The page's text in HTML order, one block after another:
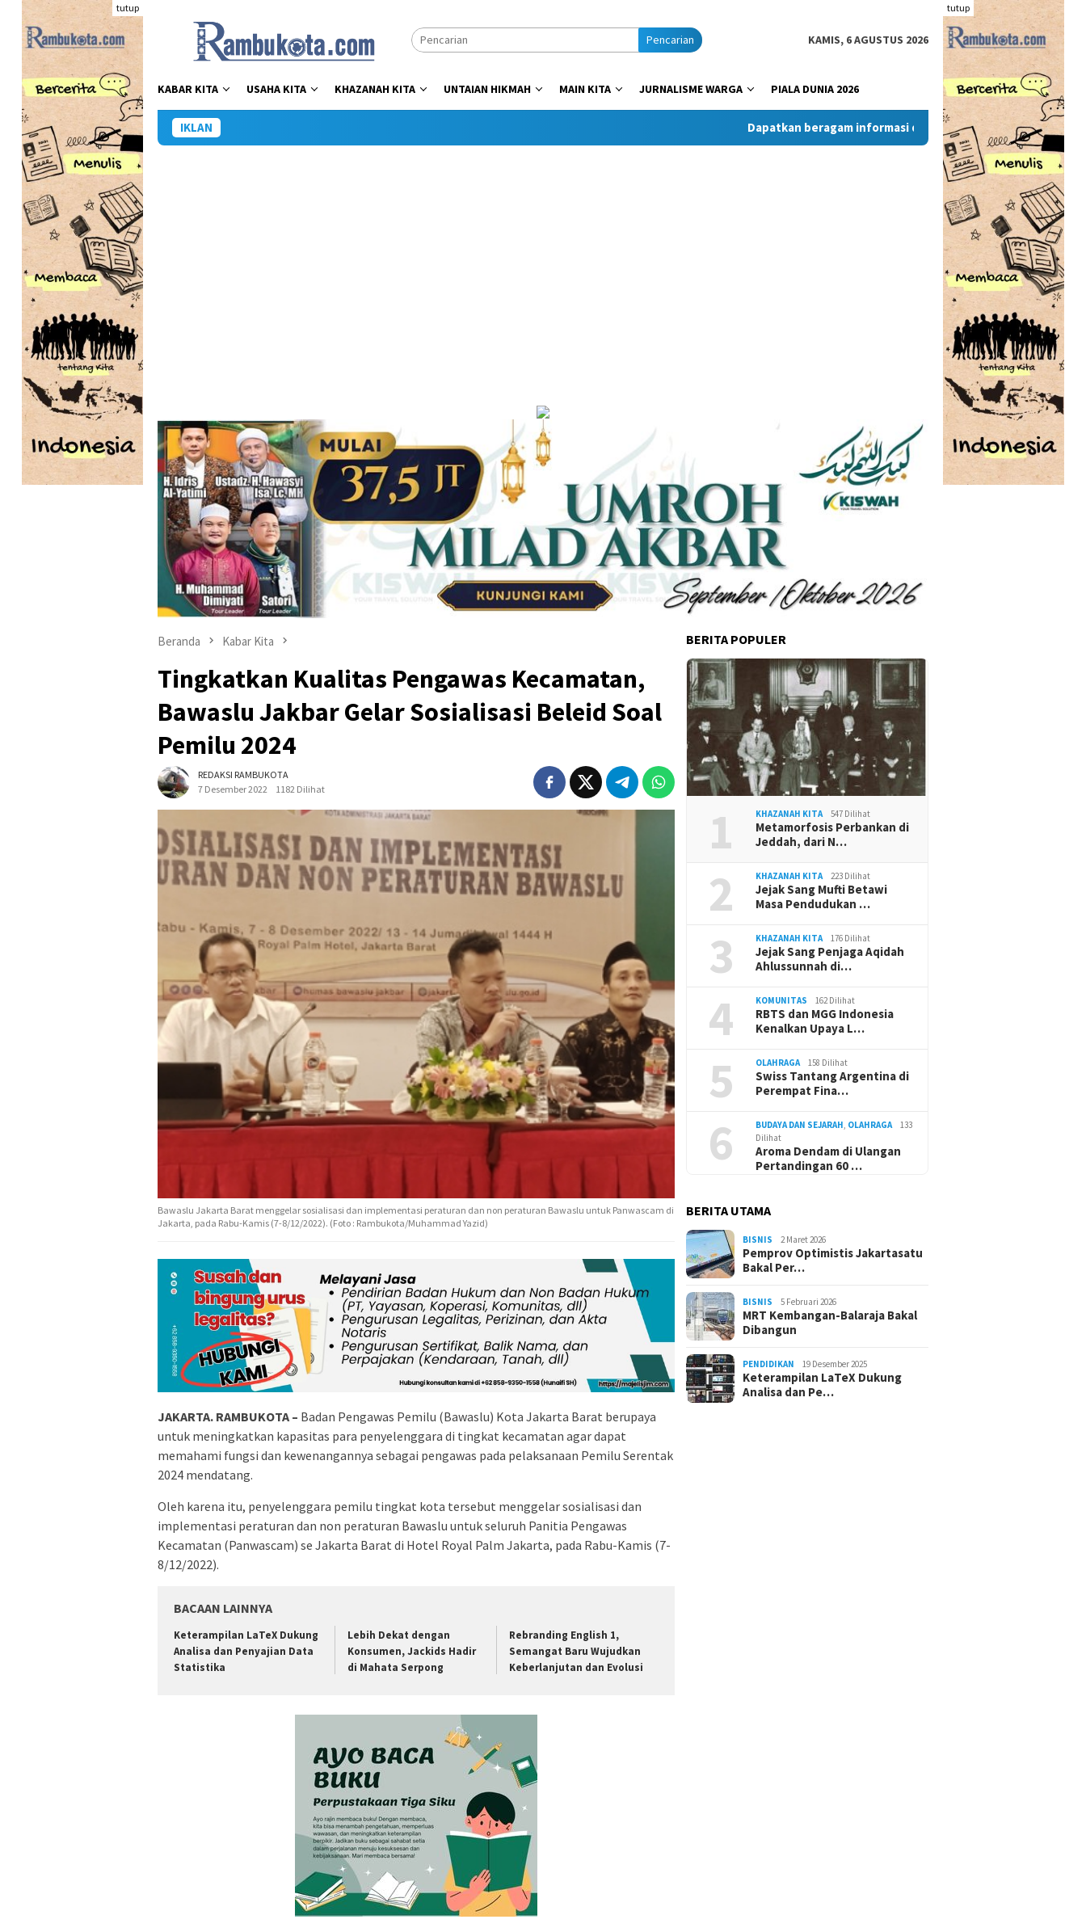
Loncat
konten
tutup tutup
Pencarian KAMIS, 6 AGUSTUS 2026
KABAR KITA USAHA KITA KHAZANAH KITA UNTAIAN HIKMAH MAIN KITA JURNALISME WARGA PIALA DUNIA 2026
IKLAN Dapatkan beragam informasi dan berita menarik dari situs
Beranda Kabar Kita
Tingkatkan Kualitas Pengawas Kecamatan,
Bawaslu Jakbar Gelar Sosialisasi Beleid Soal
Pemilu 2024
REDAKSI RAMBUKOTA
7 Desember 2022
1182 Dilihat
Bawaslu Jakarta Barat menggelar sosialisasi dan implementasi peraturan dan non peraturan Bawaslu untuk Panwascam di
Jakarta, pada Rabu-Kamis (7-8/12/2022). (Foto : Rambukota/Muhammad Yazid)
JAKARTA. RAMBUKOTA – Badan Pengawas Pemilu (Bawaslu) Kota Jakarta Barat berupaya
untuk meningkatkan kapasitas para penyelenggara di tingkat kecamatan agar dapat
memahami fungsi dan kewenangannya sebagai pengawas pada pelaksanaan Pemilu Serentak
2024 mendatang.
Oleh karena itu, penyelenggara pemilu tingkat kota tersebut menggelar sosialisasi dan
implementasi peraturan dan non peraturan Bawaslu untuk seluruh Panitia Pengawas
Kecamatan (Panwascam) se Jakarta Barat di Hotel Royal Palm Jakarta, pada Rabu-Kamis (7-
8/12/2022).
BACAAN LAINNYA
Keterampilan LaTeX Dukung
Analisa dan Penyajian Data
Statistika
Lebih Dekat dengan
Konsumen, Jackids Hadir
di Mahata Serpong
Rebranding English 1,
Semangat Baru Wujudkan
Keberlanjutan dan Evolusi
BERITA POPULER
1 KHAZANAH KITA 547 Dilihat
Metamorfosis Perbankan di
Jeddah, dari N…
2 KHAZANAH KITA 223 Dilihat
Jejak Sang Mufti Betawi
Masa Pendudukan …
3 KHAZANAH KITA 176 Dilihat
Jejak Sang Penjaga Aqidah
Ahlussunnah di…
4 KOMUNITAS 162 Dilihat
RBTS dan MGG Indonesia
Kenalkan Upaya L…
5 OLAHRAGA 158 Dilihat
Swiss Tantang Argentina di
Perempat Fina…
6 BUDAYA DAN SEJARAH OLAHRAGA
133
Dilihat
Aroma Dendam di Ulangan
Pertandingan 60 …
BERITA UTAMA
BISNIS 2 Maret 2026
Pemprov Optimistis Jakartasatu
Bakal Per…
BISNIS 5 Februari 2026
MRT Kembangan-Balaraja Bakal
Dibangun
PENDIDIKAN 19 Desember 2025
Keterampilan LaTeX Dukung
Analisa dan Pe…